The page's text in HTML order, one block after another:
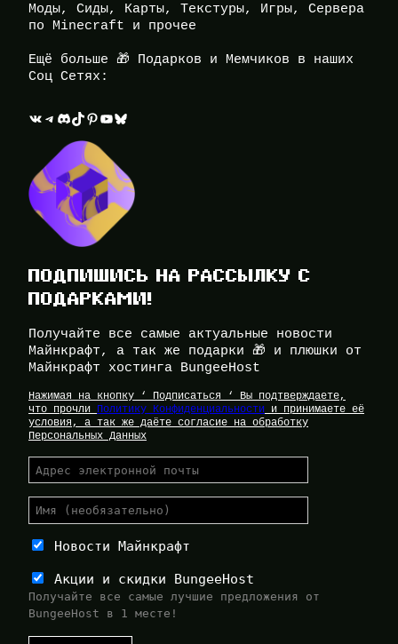
Моды, Сиды, Карты, Текстуры, Игры, Сервера
по Minecraft и прочее
Ещё больше 🎁 Подарков и Мемчиков в наших
Соц Сетях:
ВКонтакте Telegram Discord TikTok Pinterest YouTube Bluesky
ПОДПИШИСЬ НА РАССЫЛКУ С
ПОДАРКАМИ!
Получайте все самые актуальные новости
Майнкрафт, а так же подарки 🎁 и плюшки от
Майнкрафт хостинга BungeeHost
Нажимая на кнопку ‘ Подписаться ‘ Вы подтверждаете,
что прочли Политику Конфиденциальности и принимаете её
условия, а так же даёте согласие на обработку
Персональных Данных
Новости Майнкрафт
Акции и скидки BungeeHost
Получайте все самые лучшие предложения от
BungeeHost в 1 месте!